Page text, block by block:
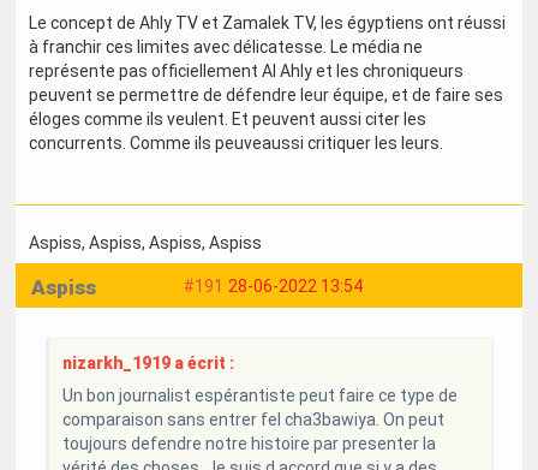
Le concept de Ahly TV et Zamalek TV, les égyptiens ont réussi
à franchir ces limites avec délicatesse. Le média ne
représente pas officiellement Al Ahly et les chroniqueurs
peuvent se permettre de défendre leur équipe, et de faire ses
éloges comme ils veulent. Et peuvent aussi citer les
concurrents. Comme ils peuveaussi critiquer les leurs.
Aspiss, Aspiss, Aspiss, Aspiss
#191 28-06-2022 13:54
Aspiss
nizarkh_1919 a écrit :
Un bon journalist espérantiste peut faire ce type de
comparaison sans entrer fel cha3bawiya. On peut
toujours defendre notre histoire par presenter la